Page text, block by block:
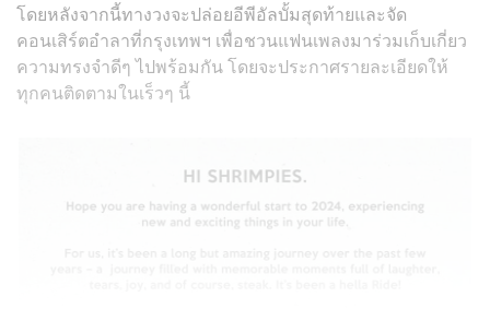
โดยหลังจากนี้ทางวงจะปล่อยอีพีอัลบั้มสุดท้ายและจัด
คอนเสิร์ตอำลาที่กรุงเทพฯ เพื่อชวนแฟนเพลงมาร่วมเก็บเกี่ยว
ความทรงจำดีๆ ไปพร้อมกัน โดยจะประกาศรายละเอียดให้
ทุกคนติดตามในเร็วๆ นี้